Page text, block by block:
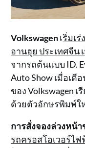
Volkswagenเริ่มเ
อานฮุย ประเทศจีน
จากรถต้นแบบ ID.
Auto Show เมื่อเดื
ของ Volkswagen
ด้วยตัวอักษรพิมพ์
การสั่งจองล่วงหน้า
รถครอสโอเวอร์ไ